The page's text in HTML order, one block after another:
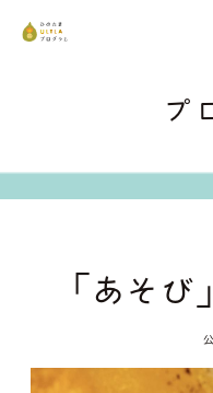
ひのた
プ
「あそび